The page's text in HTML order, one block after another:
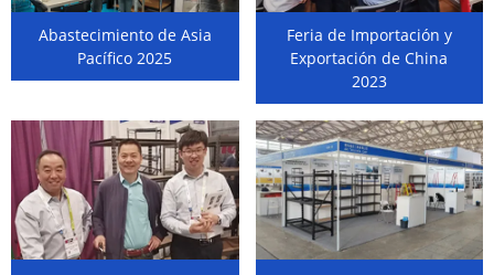
Abastecimiento de Asia
Pacífico 2025
Feria de Importación y
Exportación de China
2023